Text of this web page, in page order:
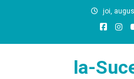
joi,
la-